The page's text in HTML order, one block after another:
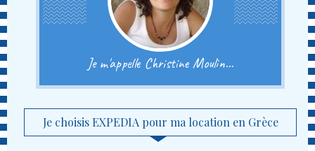
Je m'appelle Christine Moulin...
Je choisis EXPEDIA pour ma location en Grèce